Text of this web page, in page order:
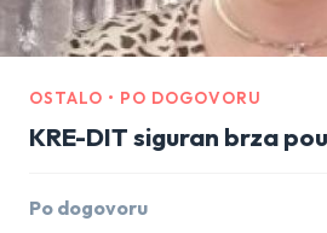
OSTALO • PO DOGOVORU
KRE-DIT siguran brza
Po dogovoru